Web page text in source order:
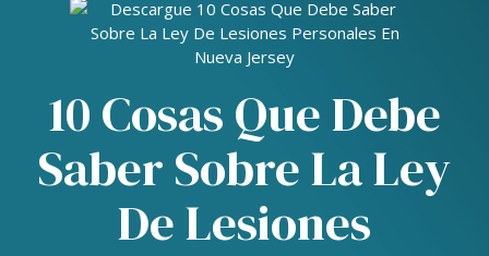
10 Cosas Que Debe
Saber Sobre La Ley
De Lesiones